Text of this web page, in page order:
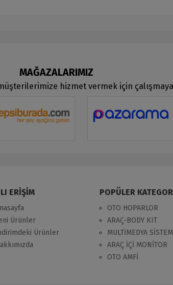
MAĞAZALARIMIZ
hizmet vermek için
ERİŞİM
Ürünler
Ürünler
POPÜLER
OTO HOPARLOR
ARAÇ-BODY KIT
MULTİMEDYA
ARAÇ İÇİ MONİTOR
OTO AMFİ